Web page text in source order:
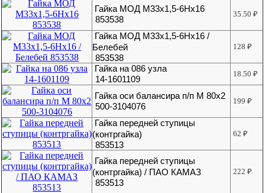
Гайка МОД М33х1,5-6Нх16
853538
35.50₽
Гайка МОД М33х1,5-6Нх16 /
Белебей
853538
128₽
Гайка на 086 узла
14-1601109
18.50₽
Гайка оси балансира п/п М 80х2
500-3104076
199₽
Гайка передней ступицы
(контргайка)
853513
62₽
Гайка передней ступицы
(контргайка) / ПАО КАМАЗ
853513
222₽